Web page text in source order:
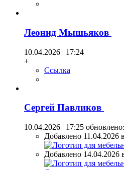
Леонид Мышьяков
10.04.2026 | 17:24
+
Ссылка
Сергей Павликов
10.04.2026 | 17:25
Добавлено 11.04.2026
Добавлено 14.04.2026